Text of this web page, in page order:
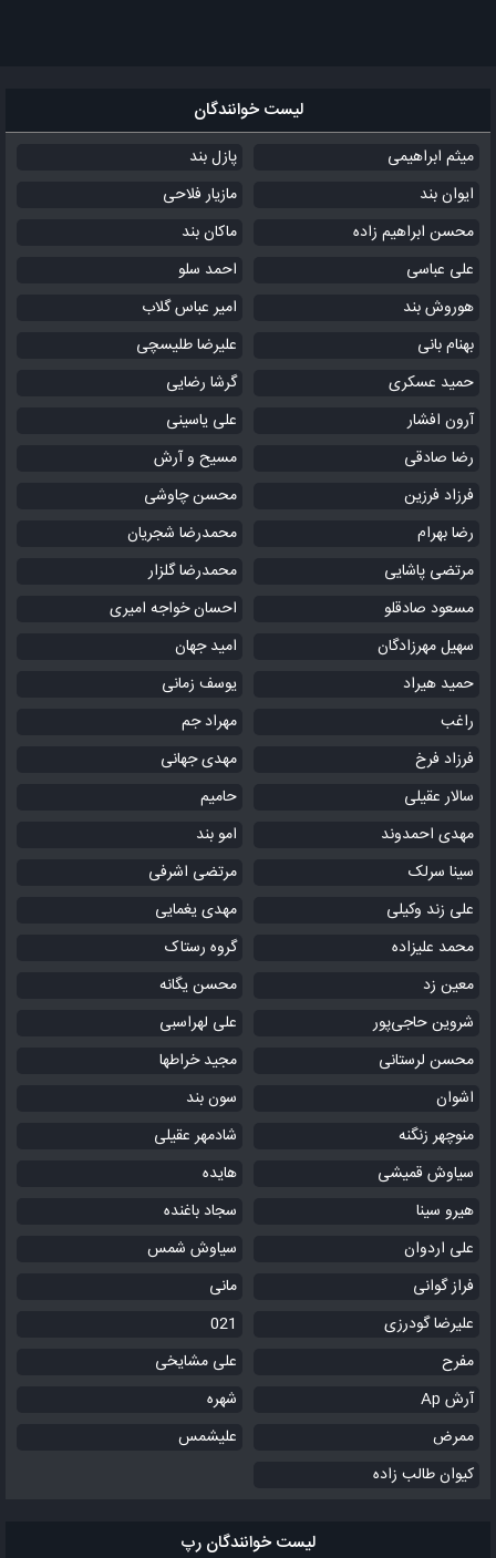
لیست خوانندگان
میثم ابراهیمی
پازل بند
ایوان بند
مازیار فلاحی
محسن ابراهیم زاده
ماکان بند
علی عباسی
احمد سلو
هوروش بند
امیر عباس گلاب
بهنام بانی
علیرضا طلیسچی
حمید عسکری
گرشا رضایی
آرون افشار
علی یاسینی
رضا صادقی
مسیح و آرش
فرزاد فرزین
محسن چاوشی
رضا بهرام
محمدرضا شجریان
مرتضی پاشایی
محمدرضا گلزار
مسعود صادقلو
احسان خواجه امیری
سهیل مهرزادگان
امید جهان
حمید هیراد
یوسف زمانی
راغب
مهراد جم
فرزاد فرخ
مهدی جهانی
سالار عقیلی
حامیم
مهدی احمدوند
امو بند
سینا سرلک
مرتضی اشرفی
علی زند وکیلی
مهدی یغمایی
محمد علیزاده
گروه رستاک
معین زد
محسن یگانه
شروین حاجی‌پور
علی لهراسبی
محسن لرستانی
مجید خراطها
اشوان
سون بند
منوچهر زنگنه
شادمهر عقیلی
سیاوش قمیشی
هایده
هیرو سینا
سجاد باغنده
علی اردوان
سیاوش شمس
فراز گوانی
مانی
علیرضا گودرزی
021
مفرح
علی مشایخی
آرش Ap
شهره
ممرض
علیشمس
کیوان طالب زاده
لیست خوانندگان رپ